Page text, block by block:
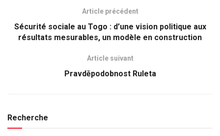
Article précédent
Sécurité sociale au Togo : d’une vision politique aux
résultats mesurables, un modèle en construction
Article suivant
Pravděpodobnost Ruleta
Recherche